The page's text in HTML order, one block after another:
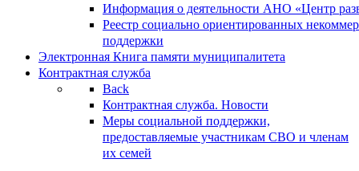
Информация о деятельности АНО «Центр
Реестр социально ориентированных
поддержки
Электронная Книга памяти муниципалитета
Контрактная служба
Back
Контрактная служба. Новости
Меры социальной поддержки,
предоставляемые участникам СВО и членам
их семей